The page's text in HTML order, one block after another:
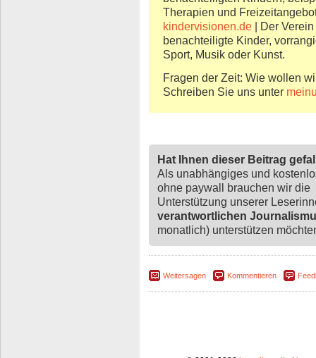
Therapien und
kindervisionen.de | Der
benachteiligte Kinder,
Sport, Musik oder Kunst.
Fragen der Zeit: Wie wollen
Schreiben Sie uns unter
Hat Ihnen dieser Beitrag
Als unabhängiges und
ohne paywall brauchen wir die
Unterstützung unserer
verantwortlichen
monatlich) unterstützen
Weitersagen Kommentieren